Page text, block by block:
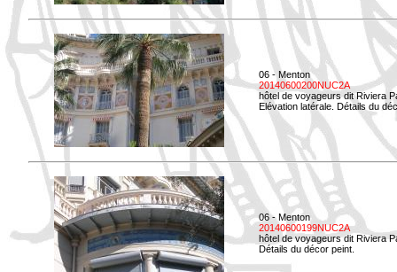
06 - Menton
20140600200NUC2A
hôtel de voyageurs dit Riviera
Elévation latérale. Détails du
06 - Menton
20140600199NUC2A
hôtel de voyageurs dit Riviera
Détails du décor peint.